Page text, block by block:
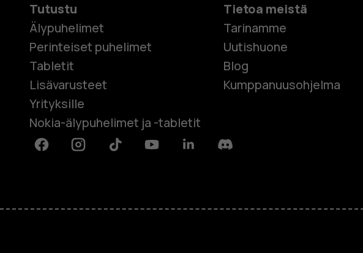
Tutustu
Älypuhelimet
Perinteiset puhelimet
Tabletit
Lisävarusteet
Yrityksille
Nokia-älypuhelimet ja -tabletit
Tietoa meistä
Tarinamme
Uutishuone
Blog
Kumppanuusohjelma
FacebookInstagramTiktok YoutubeLinkedinDiscord